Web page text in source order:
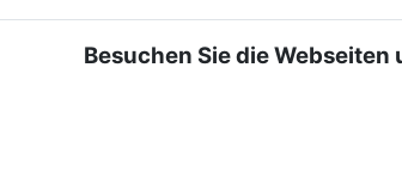
Besuchen Sie die Webseiten